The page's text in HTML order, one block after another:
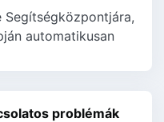
automatikusan
problémák